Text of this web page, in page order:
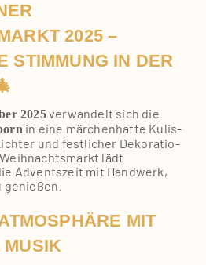
2025 –
STIMMUNG IN DER
2025ver­wan­delt sich die
in eine mär­chen­haf­te Kulis­
und fest­li­cher Deko­ra­tio­
lädt
Advents­zeit mit Hand­werk,
genie­ßen.
MIT
MUSIK